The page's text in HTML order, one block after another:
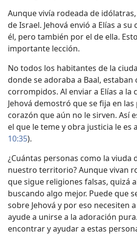
Aunque vivía rodeada de
de Israel. Jehová envió a Elías a
él, pero también por el de ella.
importante lección.
No todos los habitantes de la
donde se adoraba a Baal,
corrompidos. Al enviar a Elías a la
Jehová demostró que se fija en
corazón que aún no le sirven. Así
el que le teme y obra justicia le es
10:35).
¿Cuántas personas como la viuda
nuestro territorio? Aunque vivan
que sigue religiones falsas, quizá
buscando algo mejor. Puede que
sobre Jehová y por eso necesiten
ayude a unirse a la adoración
encontrar y ayudar a estas